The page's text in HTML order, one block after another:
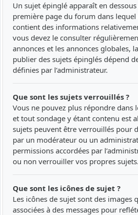
Un sujet épinglé apparaît en
première page du forum dans
contient des informations
vous devez le consulter
annonces et les annonces globales,
publier des sujets épinglés dépend
définies par l’administrateur.
Que sont les sujets verrouillés ?
Vous ne pouvez plus répondre dans
et tout sondage y étant contenu est
sujets peuvent être verrouillés pour
par un modérateur ou un
permissions accordées par
ou non verrouiller vos propres sujets.
Que sont les icônes de sujet ?
Les icônes de sujet sont des images
associées à des messages pour